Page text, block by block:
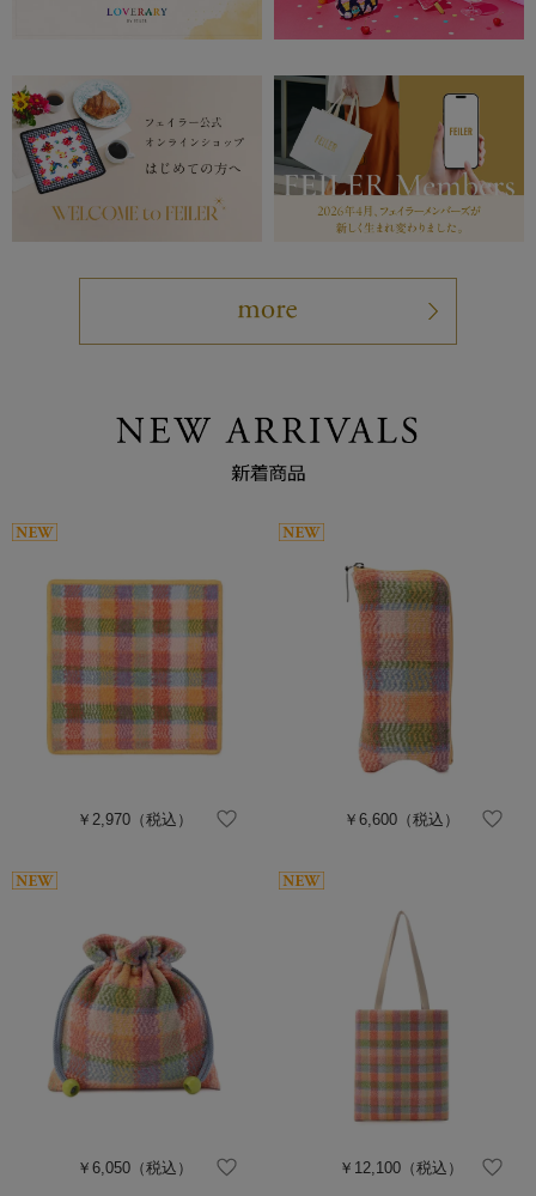
￥2,970 （税込） ￥6,600（税込）
￥6,050 （税込） ￥12,100 （税込）